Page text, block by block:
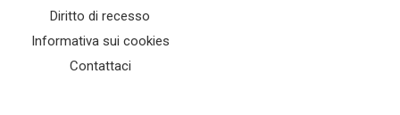
Diritto di recesso
Informativa sui cookies
Contattaci